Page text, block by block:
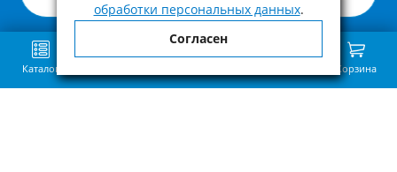
Каталог Корзина
обработки персональных данных.
Согласен